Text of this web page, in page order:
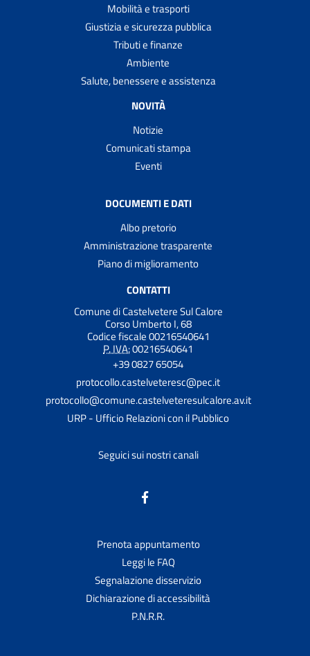
Mobilità e trasporti
Giustizia e sicurezza pubblica
Tributi e finanze
Ambiente
Salute, benessere e assistenza
NOVITÀ
Notizie
Comunicati stampa
Eventi
DOCUMENTI E DATI
Albo pretorio
Amministrazione trasparente
Piano di miglioramento
CONTATTI
Comune di Castelvetere Sul Calore
Corso Umberto I, 68
Codice fiscale 00216540641
P. IVA:00216540641
+39 0827 65054
protocollo.castelveteresc@pec.it
protocollo@comune.castelveteresulcalore.av.it
URP - Ufficio Relazioni con il Pubblico
Seguici sui nostri canali
Prenota appuntamento
Leggi le FAQ
Segnalazione disservizio
Dichiarazione di accessibilità
P.N.R.R.